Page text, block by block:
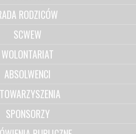
RODZICÓW
SCWEW
WOLONTARIAT
ABSOLWENCI
SPONSORZY